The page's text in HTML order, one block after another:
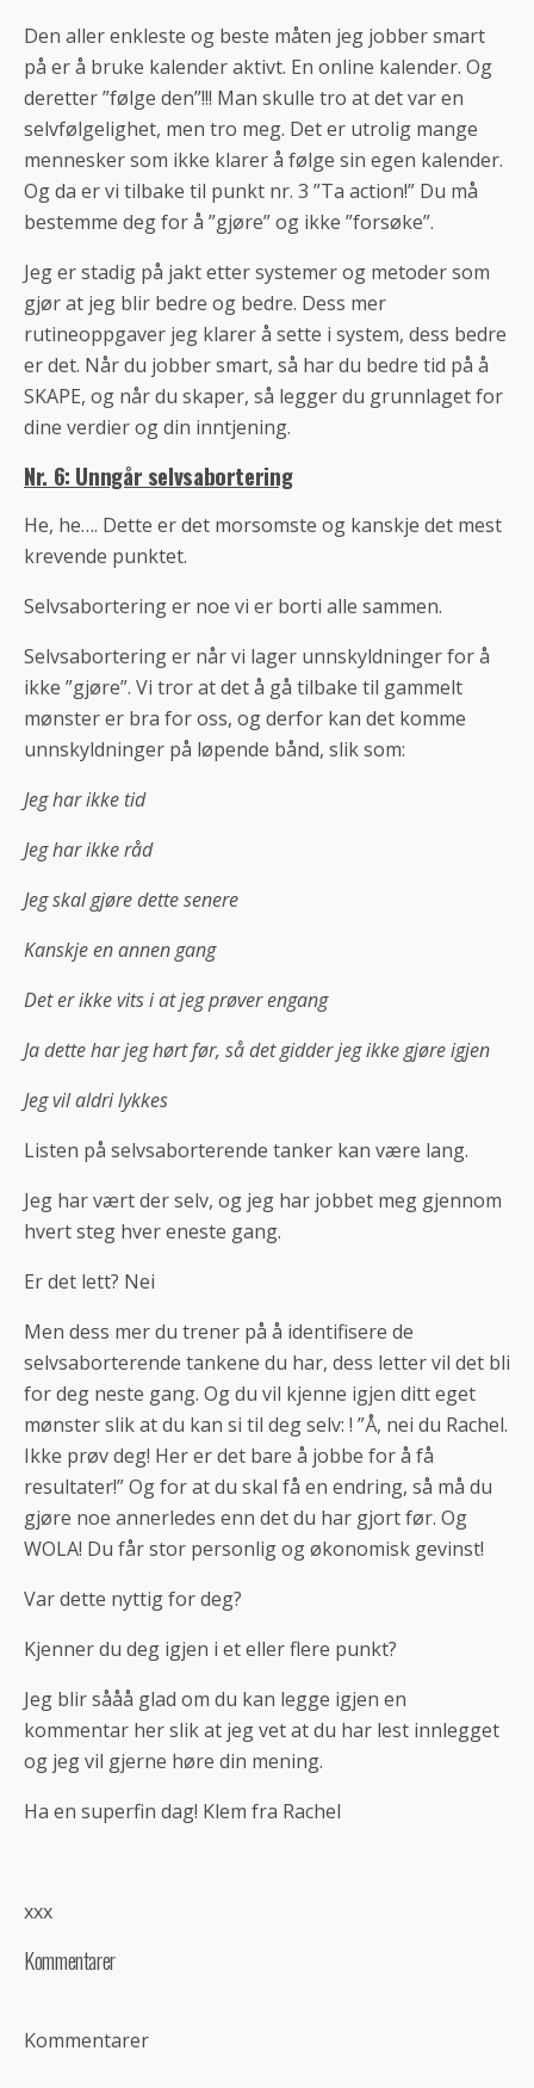
Den aller enkleste og beste måten jeg jobber smart
på er å bruke kalender aktivt. En online kalender. Og
deretter ”følge den”!!! Man skulle tro at det var en
selvfølgelighet, men tro meg. Det er utrolig mange
mennesker som ikke klarer å følge sin egen kalender.
Og da er vi tilbake til punkt nr. 3 ”Ta action!” Du må
bestemme deg for å ”gjøre” og ikke ”forsøke”.
Jeg er stadig på jakt etter systemer og metoder som
gjør at jeg blir bedre og bedre. Dess mer
rutineoppgaver jeg klarer å sette i system, dess bedre
er det. Når du jobber smart, så har du bedre tid på å
SKAPE, og når du skaper, så legger du grunnlaget for
dine verdier og din inntjening.
Nr. 6: Unngår selvsabortering
He, he…. Dette er det morsomste og kanskje det mest
krevende punktet.
Selvsabortering er noe vi er borti alle sammen.
Selvsabortering er når vi lager unnskyldninger for å
ikke ”gjøre”. Vi tror at det å gå tilbake til gammelt
mønster er bra for oss, og derfor kan det komme
unnskyldninger på løpende bånd, slik som:
Jeg har ikke tid
Jeg har ikke råd
Jeg skal gjøre dette senere
Kanskje en annen gang
Det er ikke vits i at jeg prøver engang
Ja dette har jeg hørt før, så det gidder jeg ikke gjøre igjen
Jeg vil aldri lykkes
Listen på selvsaborterende tanker kan være lang.
Jeg har vært der selv, og jeg har jobbet meg gjennom
hvert steg hver eneste gang.
Er det lett? Nei
Men dess mer du trener på å identifisere de
selvsaborterende tankene du har, dess letter vil det bli
for deg neste gang. Og du vil kjenne igjen ditt eget
mønster slik at du kan si til deg selv: ! ”Å, nei du Rachel.
Ikke prøv deg! Her er det bare å jobbe for å få
resultater!” Og for at du skal få en endring, så må du
gjøre noe annerledes enn det du har gjort før. Og
WOLA! Du får stor personlig og økonomisk gevinst!
Var dette nyttig for deg?
Kjenner du deg igjen i et eller flere punkt?
Jeg blir sååå glad om du kan legge igjen en
kommentar her slik at jeg vet at du har lest innlegget
og jeg vil gjerne høre din mening.
Ha en superfin dag! Klem fra Rachel
xxx
Kommentarer
Kommentarer